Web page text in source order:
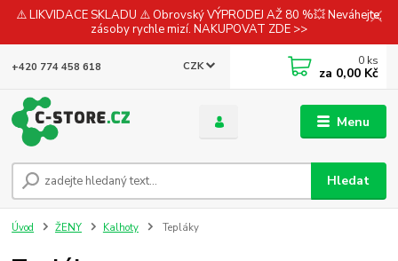
⚠️ LIKVIDACE SKLADU ⚠️ Obrovský VÝPRODEJ AŽ 80 %💥 Neváhejte,
zásoby rychle mizí. NAKUPOVAT ZDE >>
Menu
CZK
Hledat
+420 774 458 618 0 ks
za 0,00 Kč
Úvod ŽENY Kalhoty Tepláky